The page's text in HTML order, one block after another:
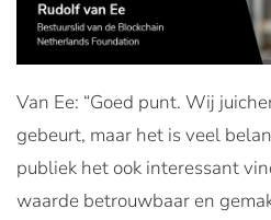
Van Ee: “Goed punt. Wij
gebeurt, maar het is veel
publiek het ook interessant
waarde betrouwbaar en